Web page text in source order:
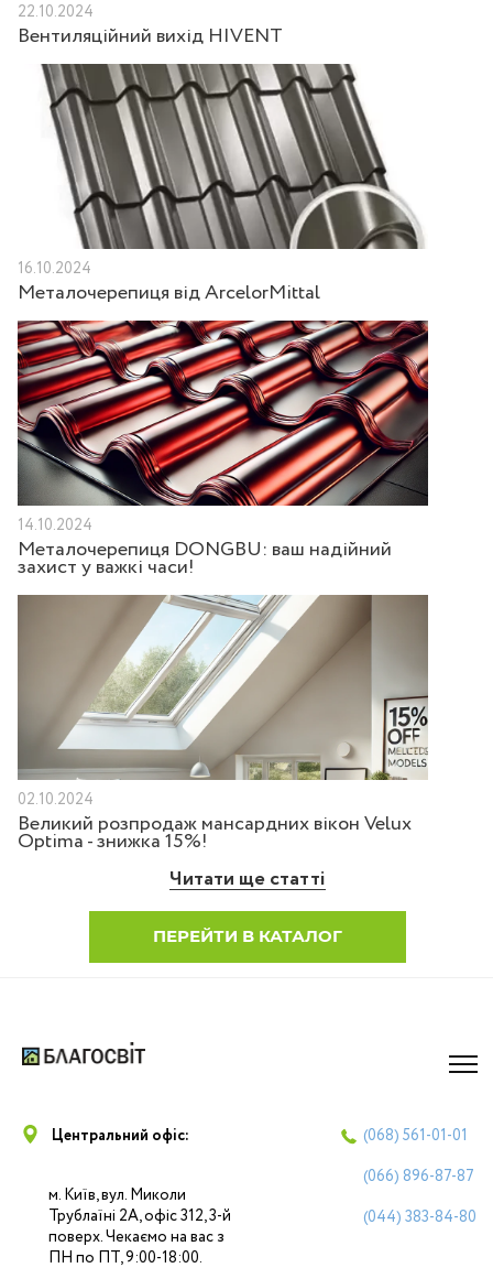
22.10.2024
Вентиляційний вихід HIVENT
16.10.2024
Металочерепиця від ArcelorMittal
14.10.2024
Металочерепиця DONGBU: ваш надійний
захист у важкі часи!
02.10.2024
Великий розпродаж мансардних вікон Velux
Optima - знижка 15%!
Читати ще статті
ПЕРЕЙТИ В КАТАЛОГ
Центральний офіс:
м. Київ, вул. Миколи
Трублаїні 2А, офіс 312, 3-й
поверх. Чекаємо на вас з
ПН по ПТ, 9:00-18:00.
(068) 561-01-01
(066) 896-87-87
(044) 383-84-80